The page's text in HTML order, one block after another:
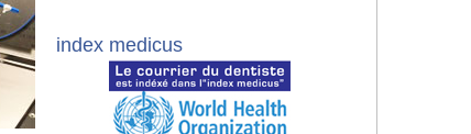
index medicus